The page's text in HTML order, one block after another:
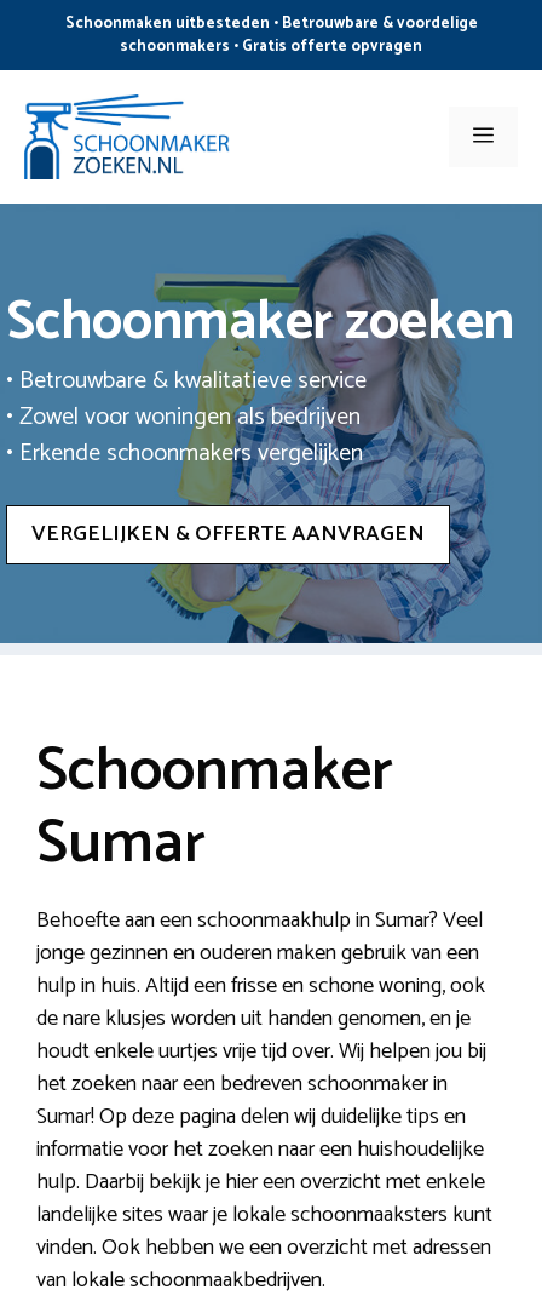
de
inhoud
Schoonmaken uitbesteden • Betrouwbare & voordelige
schoonmakers • Gratis offerte opvragen
Menu
Schoonmaker zoeken
• Betrouwbare & kwalitatieve service
• Zowel voor woningen als bedrijven
• Erkende schoonmakers vergelijken
VERGELIJKEN & OFFERTE AANVRAGEN
Schoonmaker
Sumar
Behoefte aan een schoonmaakhulp in Sumar? Veel
jonge gezinnen en ouderen maken gebruik van een
hulp in huis. Altijd een frisse en schone woning, ook
de nare klusjes worden uit handen genomen, en je
houdt enkele uurtjes vrije tijd over. Wij helpen jou bij
het zoeken naar een bedreven schoonmaker in
Sumar! Op deze pagina delen wij duidelijke tips en
informatie voor het zoeken naar een huishoudelijke
hulp. Daarbij bekijk je hier een overzicht met enkele
landelijke sites waar je lokale schoonmaaksters kunt
vinden. Ook hebben we een overzicht met adressen
van lokale schoonmaakbedrijven.